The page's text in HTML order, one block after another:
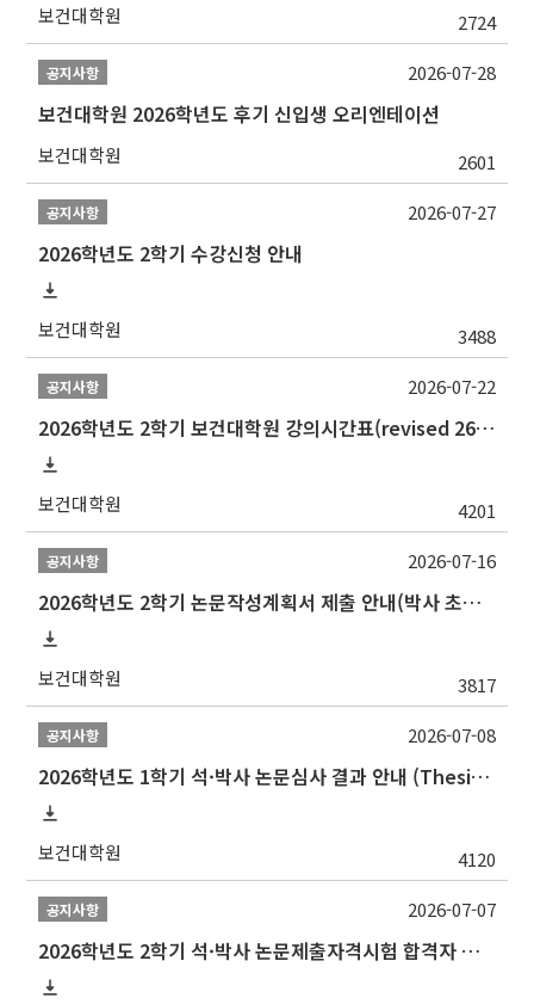
보건대학원 2724
공지사항
보건대학원 2026학년도 후기 신입생 오리엔테이션
보건대학원 2601
2026-07-28
공지사항
2026학년도 2학기 수강신청 안내
보건대학원 3488
2026-07-27
공지사항
2026학년도 2학기 보건대학원 강의시간표(revised 260803)(2026 2nd SEMESTER SNU GSPH TIMETABLE)
보건대학원 4201
2026-07-22
공지사항
2026학년도 2학기 논문작성계획서 제출 안내(박사 초심 일정 포함)_Thesis Proposal
보건대학원 3817
2026-07-16
공지사항
2026학년도 1학기 석·박사 논문심사 결과 안내 (Thesis Defense Result)
보건대학원 4120
2026-07-08
공지사항
2026학년도 2학기 석·박사 논문제출자격시험 합격자 공고(TSQ Exam Result)
2026-07-07